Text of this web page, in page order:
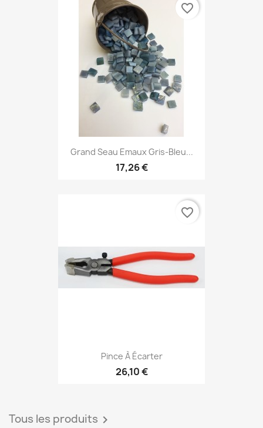
Grand Seau Emaux Gris-Bleu...
17,26 €
favorite_border
Pince À Écarter
26,10 €
favorite_border
Tous les produits 